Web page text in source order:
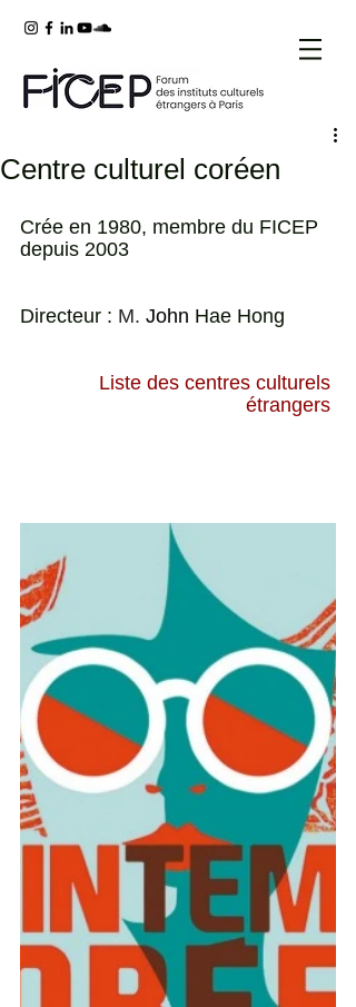
Centre culturel coréen
Crée en 1980, membre du FICEP
depuis 2003
Directeur : M. John Hae Hong
étrangers